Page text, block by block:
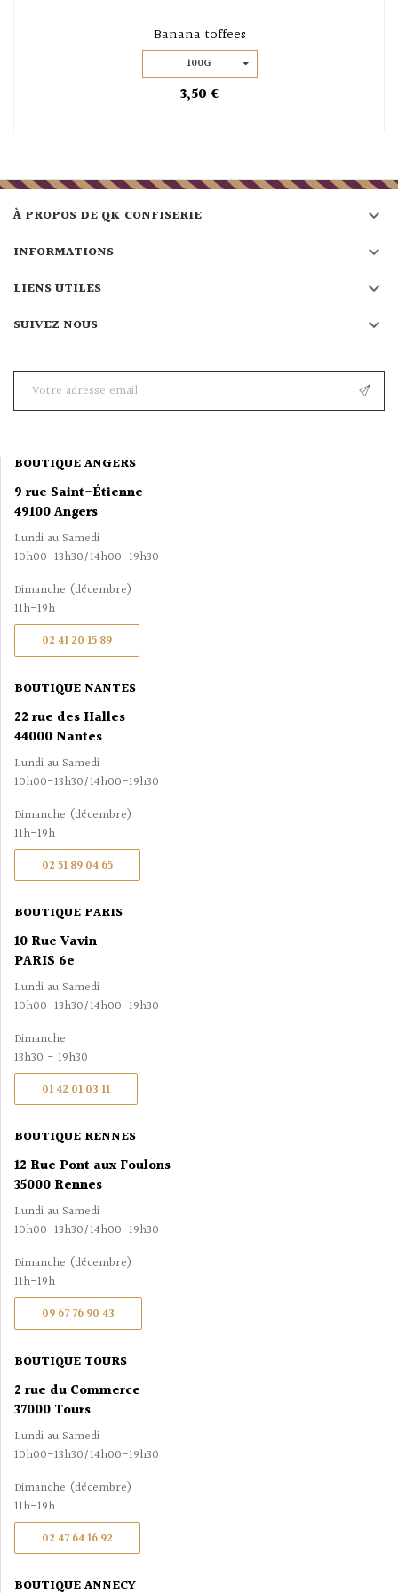
Banana toffees
100G
3,50 €
À PROPOS DE QK CONFISERIE 
INFORMATIONS 
LIENS UTILES 
SUIVEZ NOUS 
BOUTIQUE ANGERS
9 rue Saint-Étienne
49100 Angers
Lundi au Samedi
10h00-13h30/14h00-19h30
Dimanche (décembre)
11h-19h
02 41 20 15 89
BOUTIQUE NANTES
22 rue des Halles
44000 Nantes
Lundi au Samedi
10h00-13h30/14h00-19h30
Dimanche (décembre)
11h-19h
02 51 89 04 65
BOUTIQUE PARIS
10 Rue Vavin
PARIS 6e
Lundi au Samedi
10h00-13h30/14h00-19h30
Dimanche
13h30 - 19h30
01 42 01 03 11
BOUTIQUE RENNES
12 Rue Pont aux Foulons
35000 Rennes
Lundi au Samedi
10h00-13h30/14h00-19h30
Dimanche (décembre)
11h-19h
09 67 76 90 43
BOUTIQUE TOURS
2 rue du Commerce
37000 Tours
Lundi au Samedi
10h00-13h30/14h00-19h30
Dimanche (décembre)
11h-19h
02 47 64 16 92
BOUTIQUE ANNECY